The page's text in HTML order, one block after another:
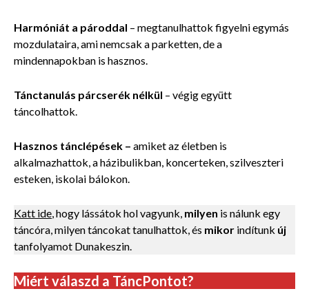
Harmóniát a pároddal – megtanulhattok figyelni egymás
mozdulataira, ami nemcsak a parketten, de a
mindennapokban is hasznos.
Tánctanulás párcserék nélkül – végig együtt
táncolhattok.
Hasznos tánclépések – amiket az életben is
alkalmazhattok, a házibulikban, koncerteken, szilveszteri
esteken, iskolai bálokon.
Katt ide, hogy lássátok hol vagyunk, milyen is nálunk egy
táncóra, milyen táncokat tanulhattok, és mikor indítunk új
tanfolyamot Dunakeszin.
Miért válaszd a TáncPontot?